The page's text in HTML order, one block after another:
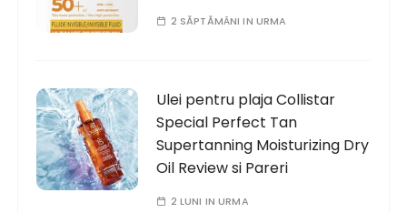
2 SĂPTĂMÂNI IN URMA
Ulei pentru plaja Collistar
Special Perfect Tan
Supertanning Moisturizing Dry
Oil Review si Pareri
2 LUNI IN URMA